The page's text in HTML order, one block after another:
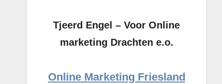
Tjeerd Engel – Voor Online
marketing Drachten e.o.
Online Marketing Friesland